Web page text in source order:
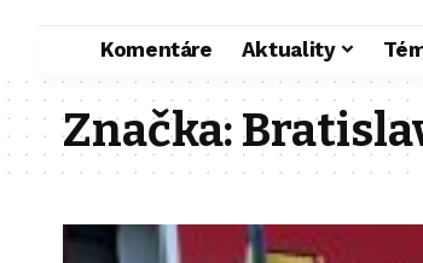
Komentáre Aktuality
Značka: